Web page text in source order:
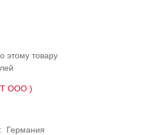
этому товару
ООО )
: Германия